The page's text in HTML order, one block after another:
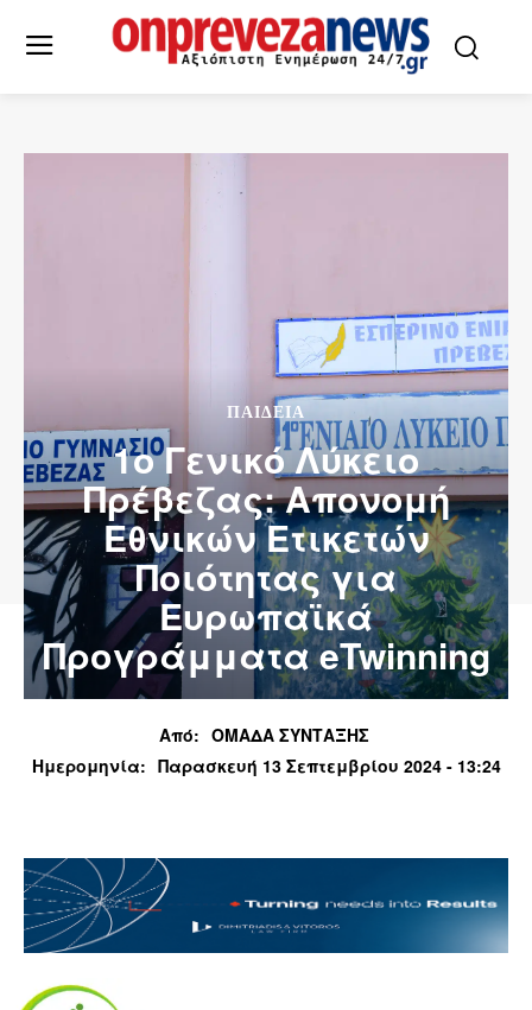
ΠΑΙΔΕΙΑ
1ο Γενικό Λύκειο
Πρέβεζας: Απονομή
Εθνικών Ετικετών
Ποιότητας για
Ευρωπαϊκά
Προγράμματα eTwinning
Από: ΟΜΑΔΑ ΣΥΝΤΑΞΗΣ
Ημερομηνία: Παρασκευή 13 Σεπτεμβρίου 2024 - 13:24